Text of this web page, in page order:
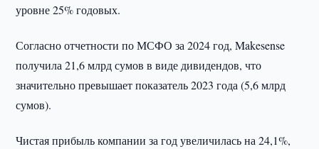
уровне 25% годовых.
Согласно отчетности по МСФО за 2024 год, Makesense
получила 21,6 млрд сумов в виде дивидендов, что
значительно превышает показатель 2023 года (5,6 млрд
сумов).
Чистая прибыль компании за год увеличилась на 24,1%,